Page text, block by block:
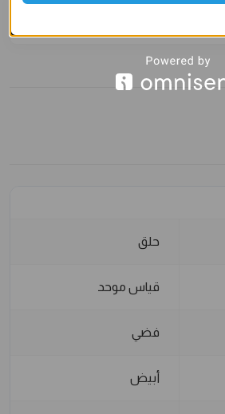
حلق
قياس موحد
فضي
أبيض